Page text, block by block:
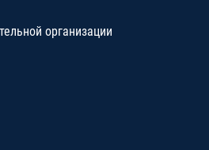
организации